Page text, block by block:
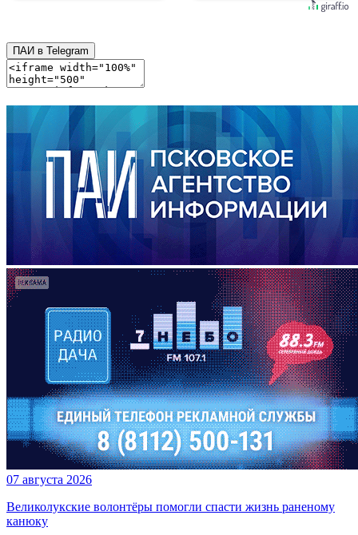
ПАИ в Telegram
07 августа 2026
Великолукские волонтёры помогли спасти жизнь раненому
канюку